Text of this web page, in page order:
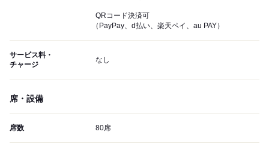
QRコード決済可
（PayPay、d払い、楽天ペイ、au PAY）
サービス料・
チャージ
なし
席・設備
席数 80席